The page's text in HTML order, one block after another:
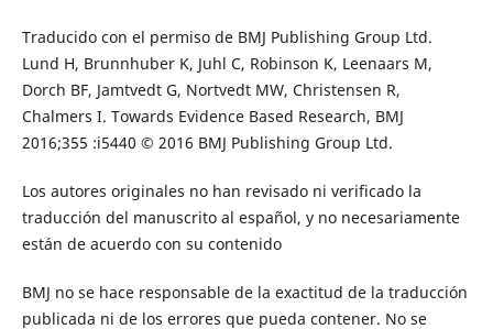
Traducido con el permiso de BMJ Publishing Group Ltd.
Lund H, Brunnhuber K, Juhl C, Robinson K, Leenaars M,
Dorch BF, Jamtvedt G, Nortvedt MW, Christensen R,
Chalmers I. Towards Evidence Based Research, BMJ
2016;355 :i5440 © 2016 BMJ Publishing Group Ltd.
Los autores originales no han revisado ni verificado la
traducción del manuscrito al español, y no necesariamente
están de acuerdo con su contenido
BMJ no se hace responsable de la exactitud de la traducción
publicada ni de los errores que pueda contener. No se